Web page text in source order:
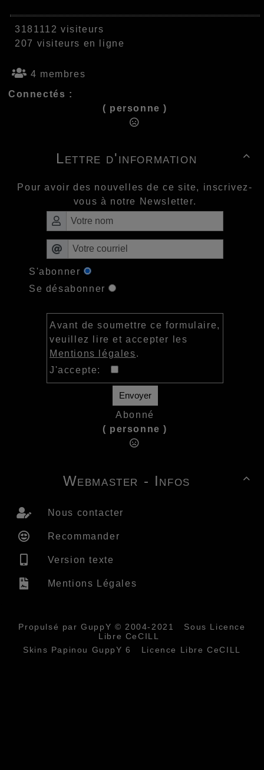
3181112 visiteurs
207 visiteurs en ligne
4 membres
Connectés :
( personne )

Lettre d'information
Pour avoir des nouvelles de ce site, inscrivez-
vous à notre Newsletter.
S'abonner
Se désabonner
Avant de soumettre ce formulaire,
veuillez lire et accepter les
Mentions légales.
J'accepte:
Envoyer
Abonné
( personne )

Webmaster - Infos
Nous contacter
Recommander
Version texte
Mentions Légales
Propulsé par GuppY © 2004-2021
Sous Licence
Libre CeCILL
Skins Papinou GuppY 6
Licence Libre CeCILL